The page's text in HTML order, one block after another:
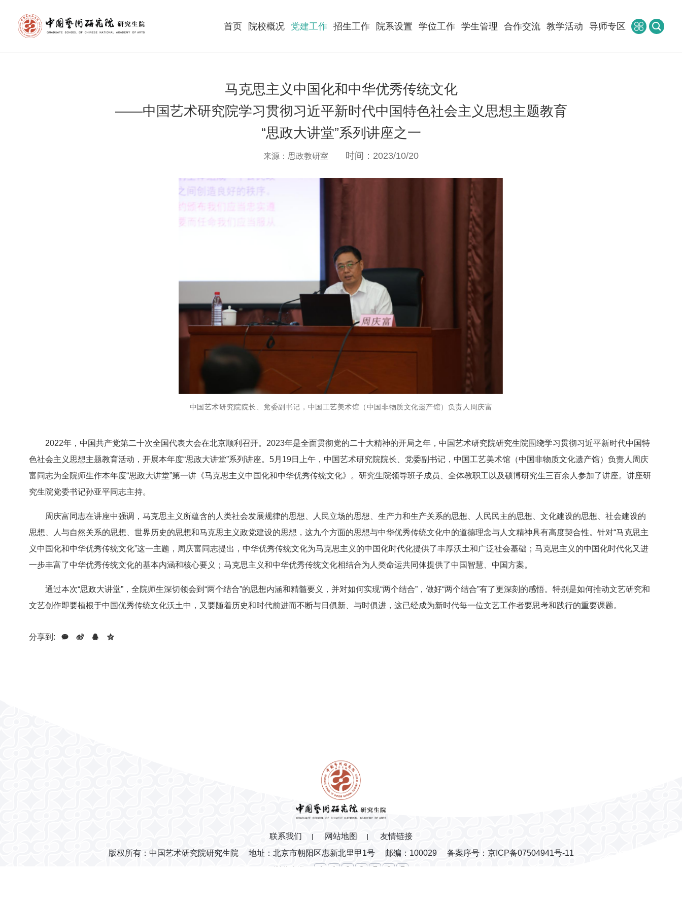
首页 院校概况 党建工作 招生工作 院系设置 学位工作 学生管理 合作交流 教学活动 导师专区
马克思主义中国化和中华优秀传统文化
——中国艺术研究院学习贯彻习近平新时代中国特色社会主义思想主题教育
“思政大讲堂”系列讲座之一
来源：思政教研室 时间：2023/10/20
中国艺术研究院院长、党委副书记，中国工艺美术馆（中国非物质文化遗产馆）负责人周庆富
2022年，中国共产党第二十次全国代表大会在北京顺利召开。2023年是全面贯彻党的二十大精神的开局之年，中国艺术研究院研究生院围绕学习贯彻习近平新时代中国特
色社会主义思想主题教育活动，开展本年度“思政大讲堂”系列讲座。5月19日上午，中国艺术研究院院长、党委副书记，中国工艺美术馆（中国非物质文化遗产馆）负责人周庆
富同志为全院师生作本年度“思政大讲堂”第一讲《马克思主义中国化和中华优秀传统文化》。研究生院领导班子成员、全体教职工以及硕博研究生三百余人参加了讲座。讲座研
究生院党委书记孙亚平同志主持。
周庆富同志在讲座中强调，马克思主义所蕴含的人类社会发展规律的思想、人民立场的思想、生产力和生产关系的思想、人民民主的思想、文化建设的思想、社会建设的
思想、人与自然关系的思想、世界历史的思想和马克思主义政党建设的思想，这九个方面的思想与中华优秀传统文化中的道德理念与人文精神具有高度契合性。针对“马克思主
义中国化和中华优秀传统文化”这一主题，周庆富同志提出，中华优秀传统文化为马克思主义的中国化时代化提供了丰厚沃土和广泛社会基础；马克思主义的中国化时代化又进
一步丰富了中华优秀传统文化的基本内涵和核心要义；马克思主义和中华优秀传统文化相结合为人类命运共同体提供了中国智慧、中国方案。
通过本次“思政大讲堂”，全院师生深切领会到“两个结合”的思想内涵和精髓要义，并对如何实现“两个结合”，做好“两个结合”有了更深刻的感悟。特别是如何推动文艺研究和
文艺创作即要植根于中国优秀传统文化沃土中，又要随着历史和时代前进而不断与日俱新、与时俱进，这已经成为新时代每一位文艺工作者要思考和践行的重要课题。
分享到:
联系我们 网站地图
友情链接
版权所有：中国艺术研究院研究生院
地址：北京市朝阳区惠新北里甲1号 邮编：100029
备案序号：京ICP备07504941号-11
4 1 0 3 7 2
7